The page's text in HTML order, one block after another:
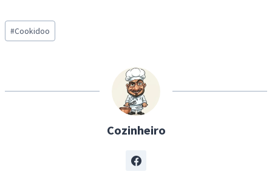
d
i
…
Post
Tags:
#Cookidoo
Cozinheiro